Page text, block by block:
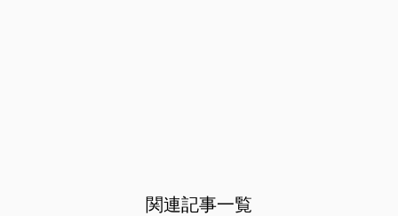
関連記事一覧